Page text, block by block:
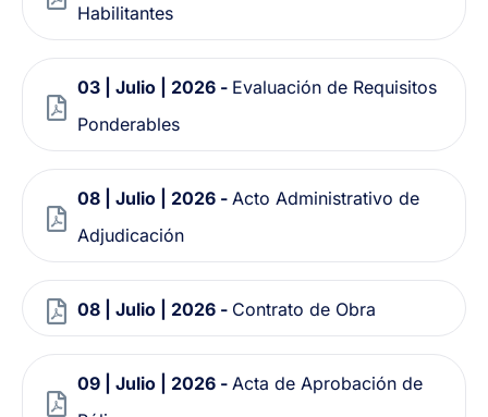
Habilitantes
03 | Julio | 2026 - Evaluación de Requisitos
Ponderables
08 | Julio | 2026 - Acto Administrativo de
Adjudicación
08 | Julio | 2026 - Contrato de Obra
09 | Julio | 2026 - Acta de Aprobación de